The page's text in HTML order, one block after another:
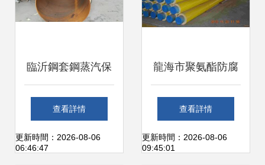
臨沂鋼套鋼蒸汽保
溫管與管件 專業保
溫工程的核心保障
查看詳情
更新時間：2026-08-06
06:46:47
龍海市聚氨酯防腐
保溫管 防腐保溫管
道的高效解決方案
查看詳情
更新時間：2026-08-06
09:45:01